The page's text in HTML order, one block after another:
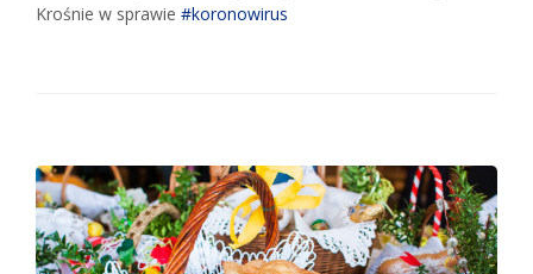
Krośnie w sprawie #koronowirus